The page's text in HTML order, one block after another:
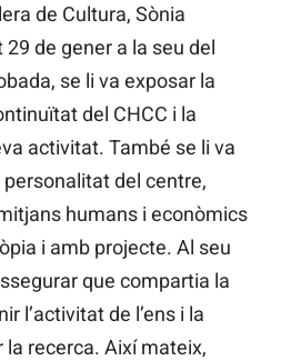
de Cultura, Sònia
de gener a la seu del
se li va exposar la
del CHCC i la
activitat. També se li va
del centre,
humans i econòmics
i amb projecte. Al seu
que compartia la
l’activitat de l’ens i la
recerca. Així mateix,